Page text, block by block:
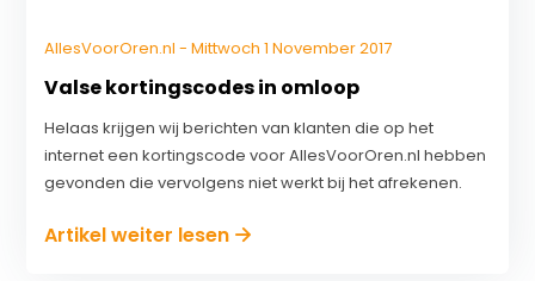
AllesVoorOren.nl - Mittwoch 1 November 2017
Valse kortingscodes in omloop
Helaas krijgen wij berichten van klanten die op het
internet een kortingscode voor AllesVoorOren.nl hebben
gevonden die vervolgens niet werkt bij het afrekenen.
Artikel weiter lesen